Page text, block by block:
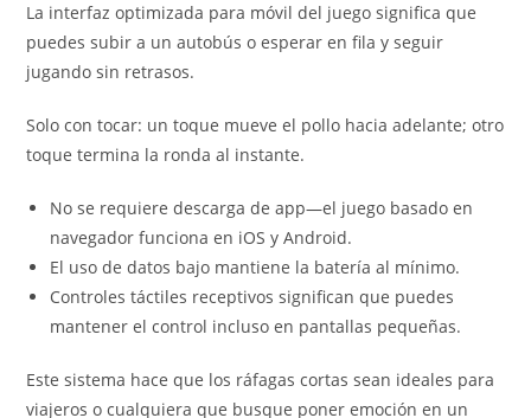
La interfaz optimizada para móvil del juego significa que
puedes subir a un autobús o esperar en fila y seguir
jugando sin retrasos.
Solo con tocar: un toque mueve el pollo hacia adelante; otro
toque termina la ronda al instante.
No se requiere descarga de app—el juego basado en
navegador funciona en iOS y Android.
El uso de datos bajo mantiene la batería al mínimo.
Controles táctiles receptivos significan que puedes
mantener el control incluso en pantallas pequeñas.
Este sistema hace que los ráfagas cortas sean ideales para
viajeros o cualquiera que busque poner emoción en un